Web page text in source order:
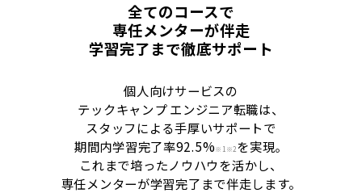
全てのコースで
専任メンターが伴走
学習完了まで徹底サポート
個人向けサービスの
テックキャンプ エンジニア転職は、
スタッフによる手厚いサポートで
期間内学習完了率92.5%※ 1※2を実現。
これまで培ったノウハウを活かし、
専任メンターが学習完了まで伴走します。